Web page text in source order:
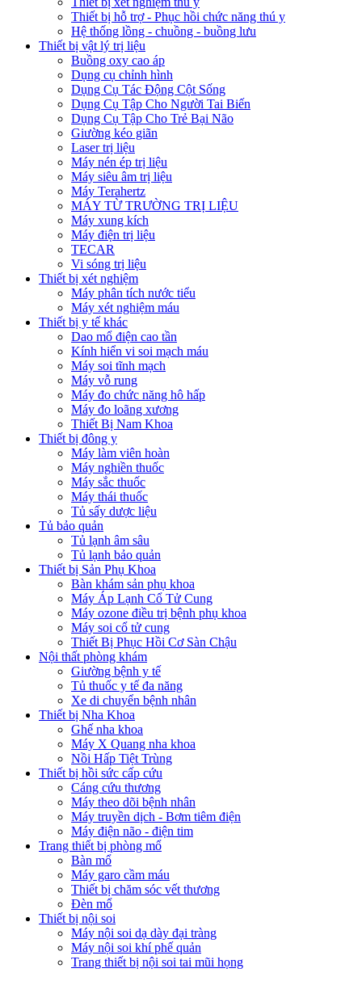
Thiết bị hỗ trợ - Phục hồi chức năng thú y
Hệ thống lồng - chuồng - buồng lưu
Thiết bị vật lý trị liệu
Buồng oxy cao áp
Dụng cụ chỉnh hình
Dụng Cụ Tác Động Cột Sống
Dụng Cụ Tập Cho Người Tai Biến
Dụng Cụ Tập Cho Trẻ Bại Não
Giường kéo giãn
Laser trị liệu
Máy nén ép trị liệu
Máy siêu âm trị liệu
Máy Terahertz
MÁY TỪ TRƯỜNG TRỊ LIỆU
Máy xung kích
Máy điện trị liệu
TECAR
Vi sóng trị liệu
Thiết bị xét nghiệm
Máy phân tích nước tiểu
Máy xét nghiệm máu
Thiết bị y tế khác
Dao mổ điện cao tần
Kính hiển vi soi mạch máu
Máy soi tĩnh mạch
Máy vỗ rung
Máy đo chức năng hô hấp
Máy đo loãng xương
Thiết Bị Nam Khoa
Thiết bị đông y
Máy làm viên hoàn
Máy nghiền thuốc
Máy sắc thuốc
Máy thái thuốc
Tủ sấy dược liệu
Tủ bảo quản
Tủ lạnh âm sâu
Tủ lạnh bảo quản
Thiết bị Sản Phụ Khoa
Bàn khám sản phụ khoa
Máy Áp Lạnh Cổ Tử Cung
Máy ozone điều trị bệnh phụ khoa
Máy soi cổ tử cung
Thiết Bị Phục Hồi Cơ Sàn Chậu
Nội thất phòng khám
Giường bệnh y tế
Tủ thuốc y tế đa năng
Xe di chuyển bệnh nhân
Thiết bị Nha Khoa
Ghế nha khoa
Máy X Quang nha khoa
Nồi Hấp Tiệt Trùng
Thiết bị hồi sức cấp cứu
Cáng cứu thương
Máy theo dõi bệnh nhân
Máy truyền dịch - Bơm tiêm điện
Máy điện não - điện tim
Trang thiết bị phòng mổ
Bàn mổ
Máy garo cầm máu
Thiết bị chăm sóc vết thương
Đèn mổ
Thiết bị nội soi
Máy nội soi dạ dày đại tràng
Máy nội soi khí phế quản
Trang thiết bị nội soi tai mũi họng